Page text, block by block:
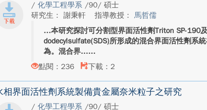
/化學工程學系 /90/ 碩士
研究生： 謝秉軒
指導教授：馬哲儒
本研究探討可分割型界面活性劑Triton SP-190
dodecylsulfate(SDS)所形成的混合界面活性劑系
為。混合界...
點閱：236
下載：2
相界面活性劑系統製備貴金屬奈米粒子之研究
/化學工程學系 /90/ 碩士